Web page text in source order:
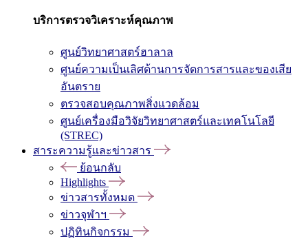
บริการตรวจวิเคราะห์คุณภาพ
ศูนย์วิทยาศาสตร์ฮาลาล
ศูนย์ความเป็นเลิศด้านการจัดการสารและของเสีย
อันตราย
ตรวจสอบคุณภาพสิ่งแวดล้อม
ศูนย์เครื่องมือวิจัยวิทยาศาสตร์และเทคโนโลยี
(STREC)
สาระความรู้และข่าวสาร
ย้อนกลับ
Highlights
ข่าวสารทั้งหมด
ข่าวจุฬาฯ
ปฏิทินกิจกรรม